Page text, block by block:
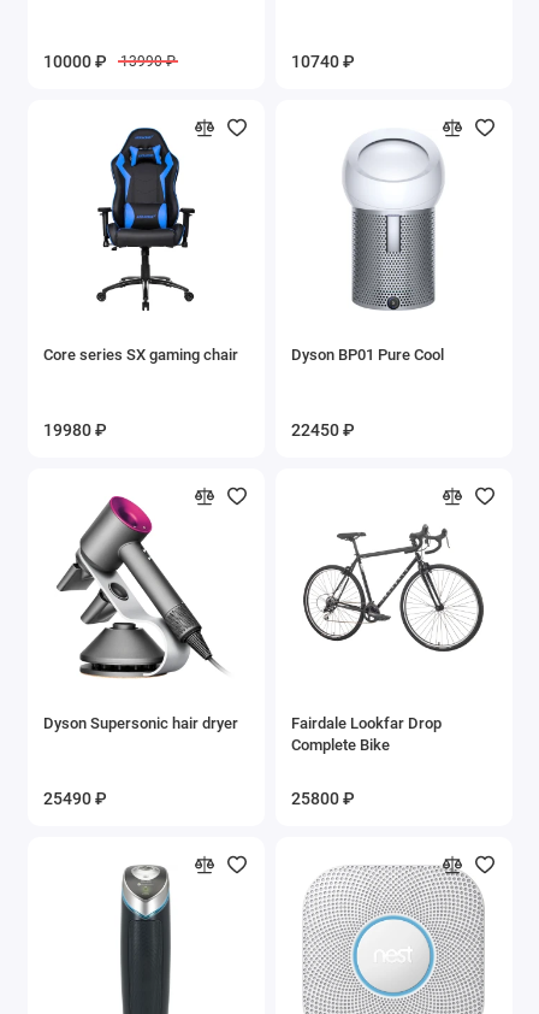
10000 ₽ 13990 ₽ 10740 ₽
Core series SX gaming chair
19980 ₽
Dyson BP01 Pure Cool
22450 ₽
Dyson Supersonic hair dryer
25490 ₽
Fairdale Lookfar Drop
Complete Bike
25800 ₽